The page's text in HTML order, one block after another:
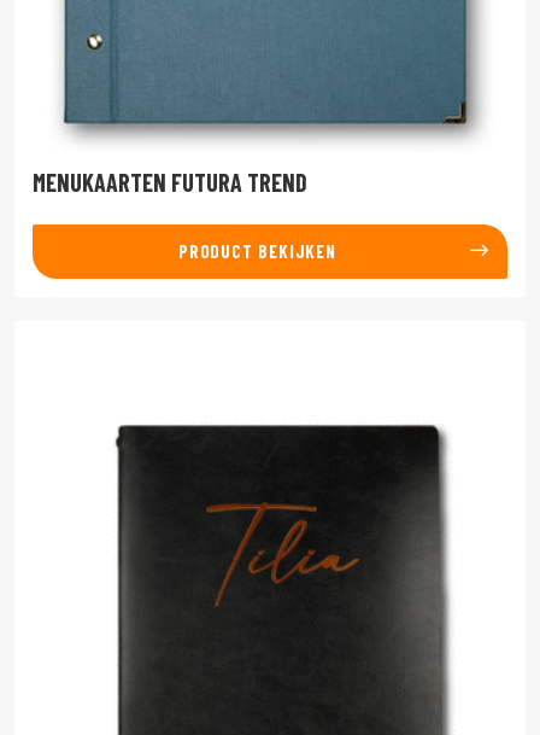
MENUKAARTEN FUTURA TREND
PRODUCT BEKIJKEN